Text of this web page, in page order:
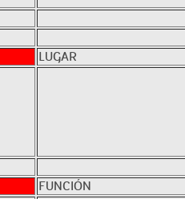
LUGAR
FUNCIÓN